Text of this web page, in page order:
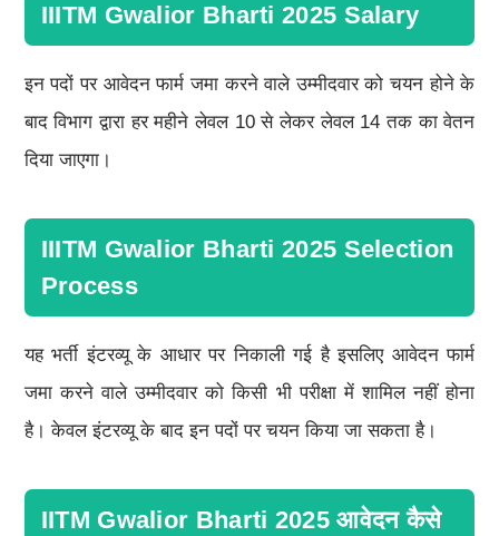
IIITM Gwalior Bharti 2025 Salary
इन पदों पर आवेदन फार्म जमा करने वाले उम्मीदवार को चयन होने के
बाद विभाग द्वारा हर महीने लेवल 10 से लेकर लेवल 14 तक का वेतन
दिया जाएगा।
IIITM Gwalior Bharti 2025 Selection
Process
यह भर्ती इंटरव्यू के आधार पर निकाली गई है इसलिए आवेदन फार्म
जमा करने वाले उम्मीदवार को किसी भी परीक्षा में शामिल नहीं होना
है। केवल इंटरव्यू के बाद इन पदों पर चयन किया जा सकता है।
IITM Gwalior Bharti 2025 आवेदन कैसे